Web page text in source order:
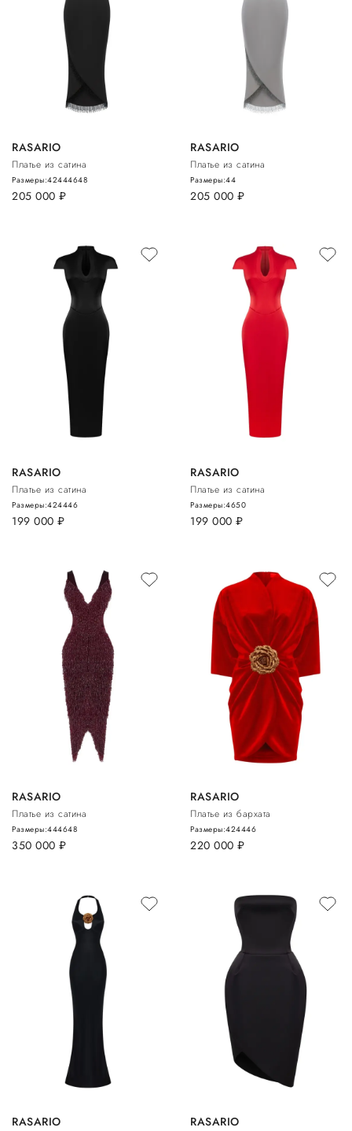
RASARIO
Платье из сатина
205 000 руб.
Размеры:42444648
RASARIO
Платье из сатина
205 000 руб.
Размеры:44
RASARIO
Платье из сатина
199 000 руб.
Размеры:424446
RASARIO
Платье из сатина
199 000 руб.
Размеры:4650
RASARIO
Платье из сатина
350 000 руб.
Размеры:444648
RASARIO
Платье из бархата
220 000 руб.
Размеры:424446
RASARIO RASARIO